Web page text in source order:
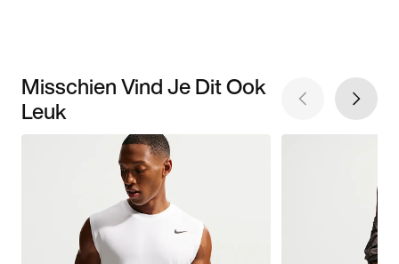
Misschien Vind Je Dit Ook
Leuk